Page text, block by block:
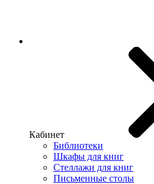
Кабинет
Библиотеки
Шкафы для книг
Стеллажи для книг
Письменные столы